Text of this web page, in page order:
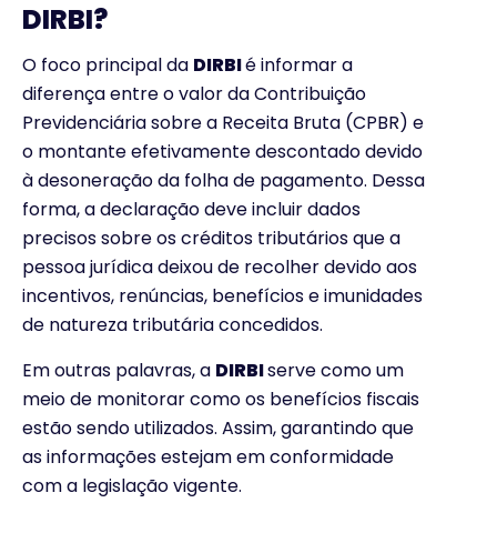
DIRBI?
O foco principal da DIRBIé informar a
diferença entre o valor da Contribuição
Previdenciária sobre a Receita Bruta (CPBR) e
o montante efetivamente descontado devido
à desoneração da folha de pagamento. Dessa
forma, a declaração deve incluir dados
precisos sobre os créditos tributários que a
pessoa jurídica deixou de recolher devido aos
incentivos, renúncias, benefícios e imunidades
de natureza tributária concedidos.
Em outras palavras, a DIRBIserve como um
meio de monitorar como os benefícios fiscais
estão sendo utilizados. Assim, garantindo que
as informações estejam em conformidade
com a legislação vigente.